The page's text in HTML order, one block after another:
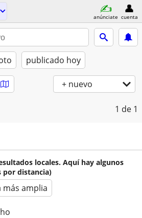
anúnciate cuenta
publicado hoy
+ nuevo
1 de 1
locales. Aquí hay algunos
por distancia)
más amplia